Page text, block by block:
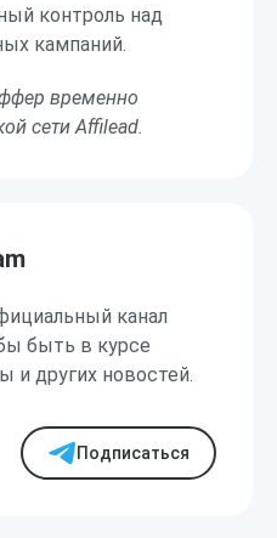
контроль над
кампаний.
временно
сети Affilead.
канал
быть в курсе
и других новостей.
Подписаться